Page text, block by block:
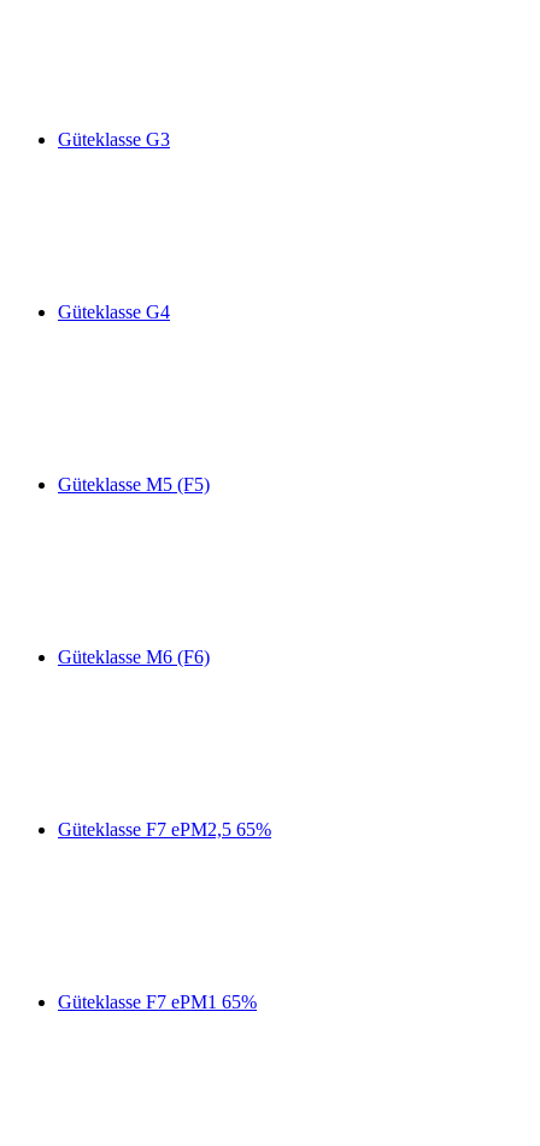
Güteklasse G3
Güteklasse G4
Güteklasse M5 (F5)
Güteklasse M6 (F6)
Güteklasse F7 ePM2,5 65%
Güteklasse F7 ePM1 65%